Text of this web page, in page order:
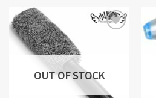
OUT OF STOCK